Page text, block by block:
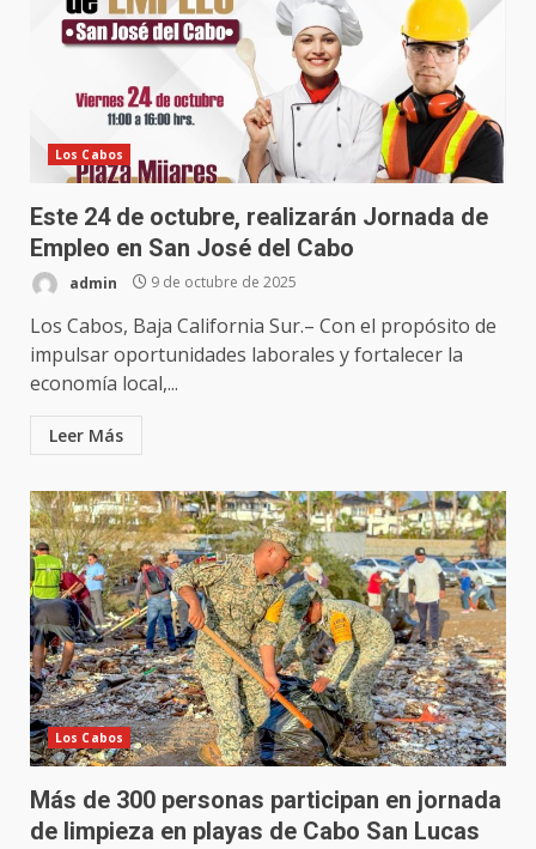
Los Cabos
Este 24 de octubre, realizarán Jornada de
Empleo en San José del Cabo
admin 9 de octubre de 2025
Los Cabos, Baja California Sur.– Con el propósito de
impulsar oportunidades laborales y fortalecer la
economía local,...
Leer Más
Los Cabos
Más de 300 personas participan en jornada
de limpieza en playas de Cabo San Lucas